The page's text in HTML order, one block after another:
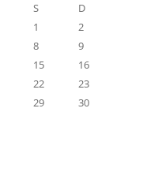
S
D
1
2
8
9
15
16
22
23
29
30